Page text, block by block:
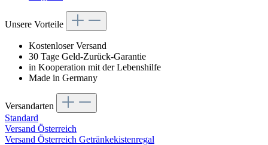
Unsere Vorteile
Kostenloser Versand
30 Tage Geld-Zurück-Garantie
in Kooperation mit der Lebenshilfe
Made in Germany
Versandarten
Standard
Versand Österreich
Versand Österreich Getränkekistenregal